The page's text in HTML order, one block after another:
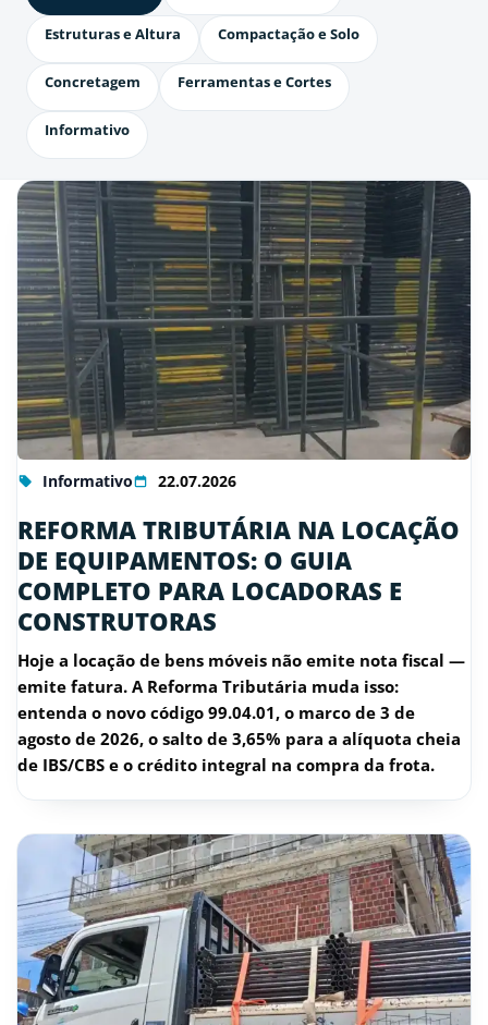
Estruturas e Altura Compactação e Solo
Concretagem Ferramentas e Cortes
Informativo
Informativo 22.07.2026
REFORMA TRIBUTÁRIA NA LOCAÇÃO
DE EQUIPAMENTOS: O GUIA
COMPLETO PARA LOCADORAS E
CONSTRUTORAS
Hoje a locação de bens móveis não emite nota fiscal —
emite fatura. A Reforma Tributária muda isso:
entenda o novo código 99.04.01, o marco de 3 de
agosto de 2026, o salto de 3,65% para a alíquota cheia
de IBS/CBS e o crédito integral na compra da frota.